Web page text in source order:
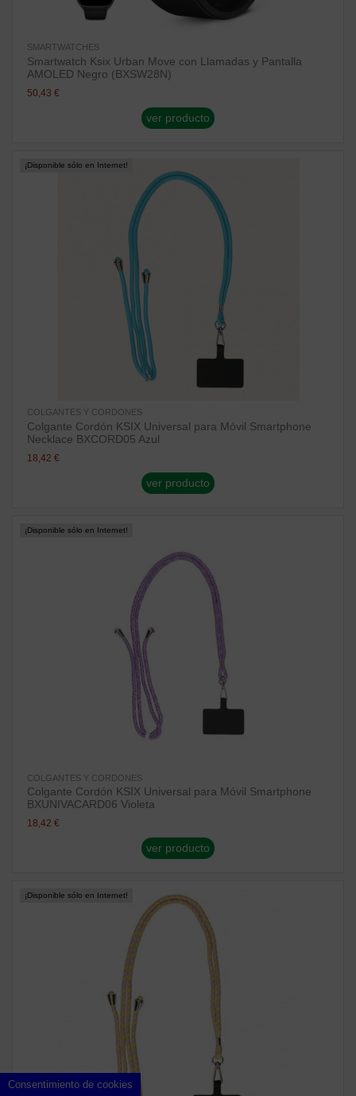
SMARTWATCHES
Smartwatch Ksix Urban Move con Llamadas y Pantalla
AMOLED Negro (BXSW28N)
50,43 €
ver producto
¡Disponible sólo en Internet!
COLGANTES Y CORDONES
Colgante Cordón KSIX Universal para Móvil Smartphone
Necklace BXCORD05 Azul
18,42 €
ver producto
¡Disponible sólo en Internet!
COLGANTES Y CORDONES
Colgante Cordón KSIX Universal para Móvil Smartphone
BXUNIVACARD06 Violeta
18,42 €
ver producto
¡Disponible sólo en Internet!
Consentimiento de cookies